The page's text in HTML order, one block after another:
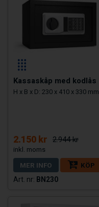
Kassaskåp med kodlås
H x B x D: 230 x 410 x 330 mm
2.150 kr 2.944 kr
MER INFO
KÖP
BN230